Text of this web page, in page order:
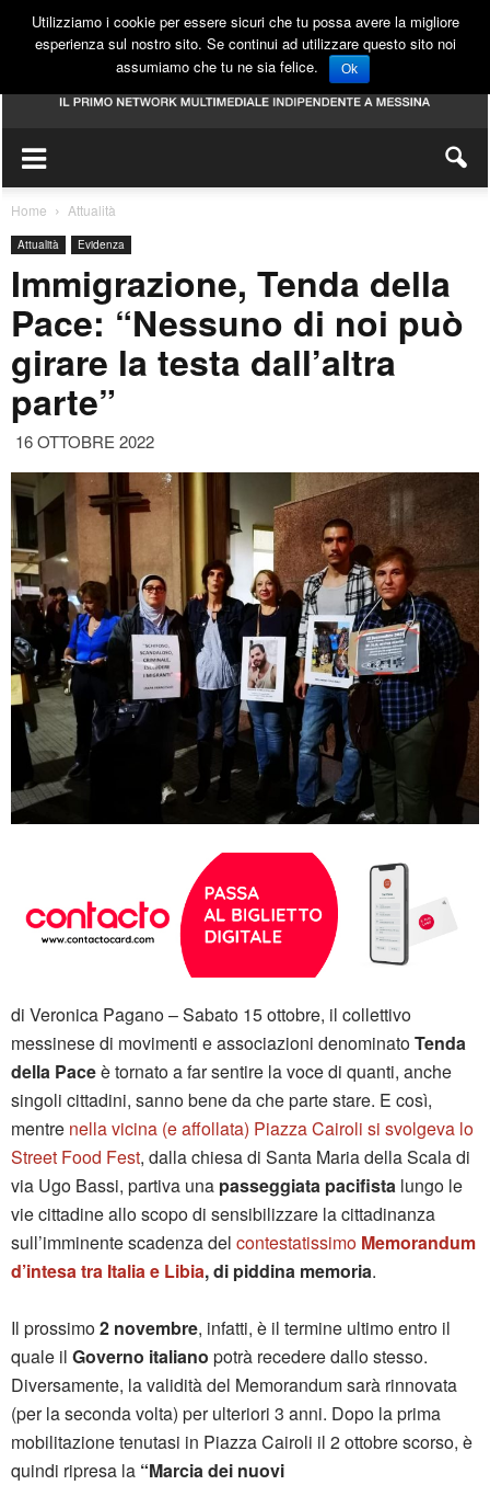
Home Attualità
Attualità Evidenza
Immigrazione, Tenda della
Pace: “Nessuno di noi può
girare la testa dall’altra
parte”
16 OTTOBRE 2022
di Veronica Pagano – Sabato 15 ottobre, il collettivo
messinese di movimenti e associazioni denominatoTenda
della Paceè tornato a far sentire la voce di quanti, anche
singoli cittadini, sanno bene da che parte stare. E così,
mentre nella vicina (e affollata) Piazza Cairoli si svolgeva lo
Street Food Fest, dalla chiesa di Santa Maria della Scala di
via Ugo Bassi, partiva una passeggiata pacifista lungo le
vie cittadine allo scopo di sensibilizzare la cittadinanza
sull’imminente scadenza del contestatissimo Memorandum
d’intesa tra Italia e Libia, di piddina memoria.
Il prossimo2 novembre, infatti, è il termine ultimo entro il
quale il Governo italiano potrà recedere dallo stesso.
Diversamente, la validità del Memorandum sarà rinnovata
(per la seconda volta) per ulteriori 3 anni. Dopo la prima
mobilitazione tenutasi in Piazza Cairoli il 2 ottobre scorso, è
quindi ripresa la “Marcia dei nuovi
Utilizziamo i cookie per essere sicuri che tu possa avere la migliore
esperienza sul nostro sito. Se continui ad utilizzare questo sito noi
assumiamo che tu ne sia felice.
Ok